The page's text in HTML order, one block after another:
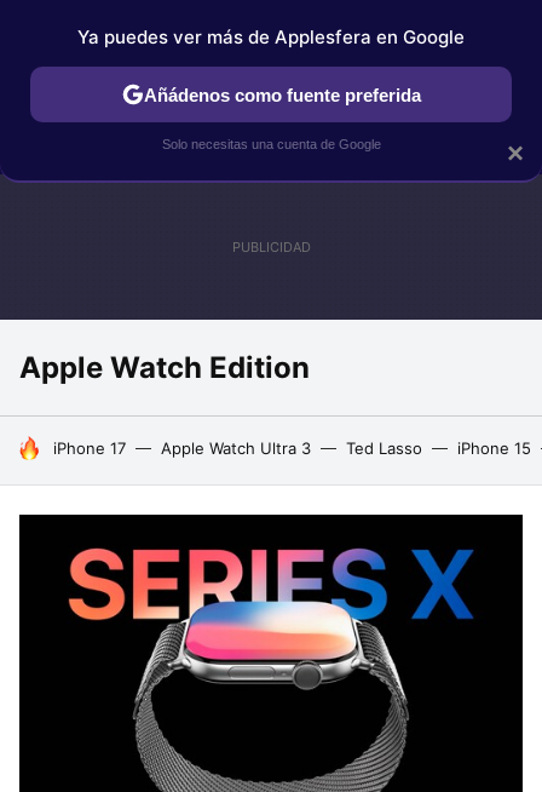
IPHONE TUTORIALES APPLESFERA SELECCIÓN
Apple Watch Edition
HOY SE HABLA DE
iPhone 17 Apple Watch Ultra 3 Ted Lasso iPhone 15
×
Ya puedes ver más de Applesfera en Google
Añádenos como fuente preferida
Solo necesitas una cuenta de Google